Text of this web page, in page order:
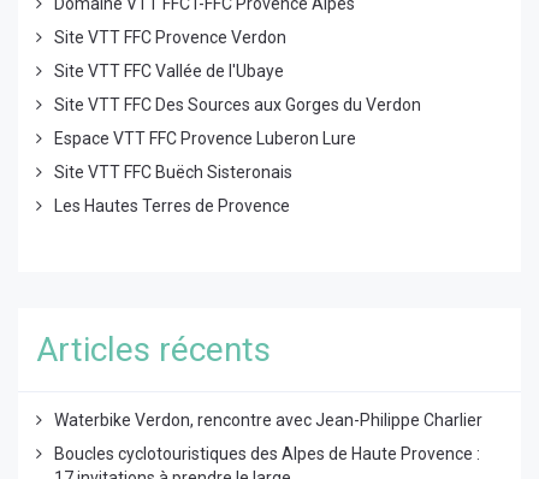
Site VTT FFC Provence Verdon
Site VTT FFC Vallée de l'Ubaye
Site VTT FFC Des Sources aux Gorges du Verdon
Espace VTT FFC Provence Luberon Lure
Site VTT FFC Buëch Sisteronais
Les Hautes Terres de Provence
Articles récents
Waterbike Verdon, rencontre avec Jean-Philippe Charlier
Boucles cyclotouristiques des Alpes de Haute Provence :